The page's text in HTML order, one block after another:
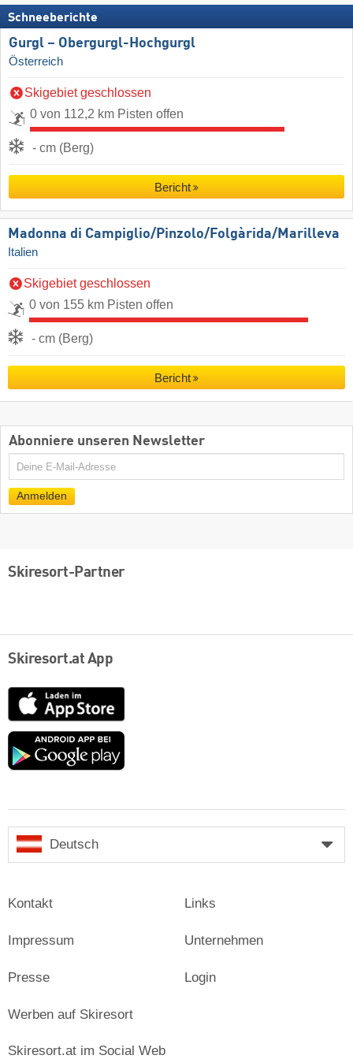
Schneeberichte
Gurgl – Obergurgl-Hochgurgl
Österreich
Skigebiet geschlossen
0 von 112,2 km Pisten offen
- cm (Berg)
Bericht
Madonna di Campiglio/​Pinzolo/​Folgàrida/​Marilleva
Italien
Skigebiet geschlossen
0 von 155 km Pisten offen
- cm (Berg)
Bericht
Abonniere unseren Newsletter
E-
Anmelden
Skiresort-Partner
Skiresort.at App
App
Store
Google
Deutsch
Kontakt
Impressum
Presse
Links
Unternehmen
Login
Werben auf Skiresort
Skiresort.at im Social Web